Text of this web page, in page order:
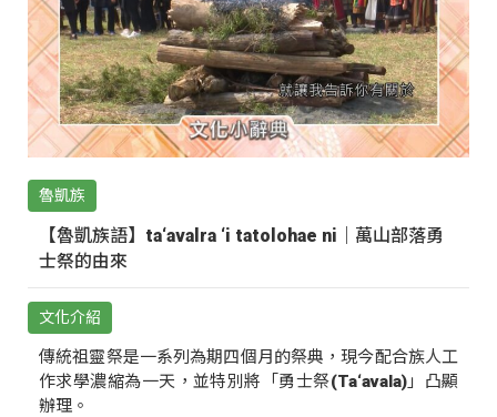
魯凱族
【魯凱族語】ta‘avalra ‘i tatolohae ni｜萬山部落勇
士祭的由來
文化介紹
傳統祖靈祭是一系列為期四個月的祭典，現今配合族人工
作求學濃縮為一天，並特別將「勇士祭(Ta‘avala)」凸顯
辦理。